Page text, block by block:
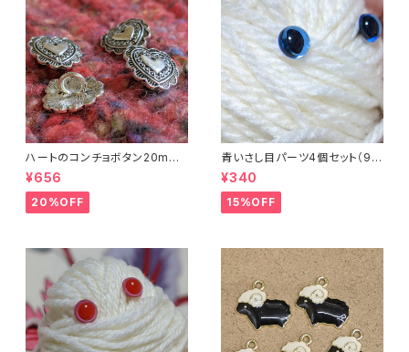
ハートのコンチョボタン20mm
（4個入り）
¥656
20%OFF
青いさし目パーツ4個セット（9m
m）（プラスチックドールアイ）
¥340
15%OFF